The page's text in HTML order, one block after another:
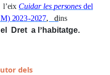
l’eix Cuidar les personesdel
M) 2023-2027,dins
el Dret a ’habitatge.
utor dels